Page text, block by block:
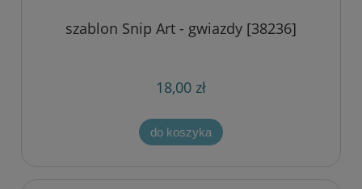
szablon Snip Art - gwiazdy [38236]
18,00 zł
do koszyka